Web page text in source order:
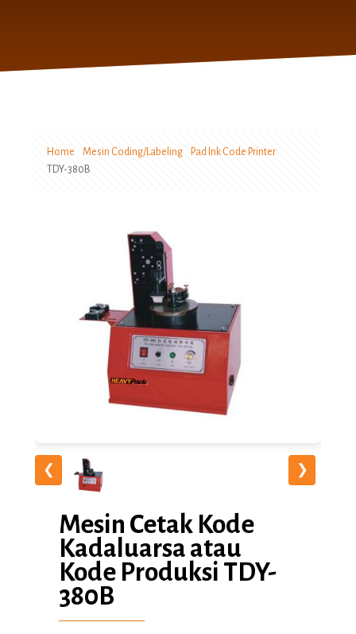
Home Mesin Coding/Labeling
Pad Ink Code Printer
TDY-380B
❮ ❯
Mesin Cetak Kode
Kadaluarsa atau
Kode Produksi TDY-
380B